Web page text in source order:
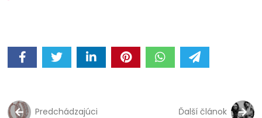
Predchádzajúci
Ďalší článok